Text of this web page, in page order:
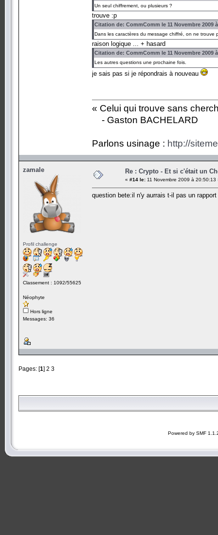
Un seul chiffrement, ou plusieurs ?
trouve :p
Citation de: CommComm le 11 Novembre 2009
Dans les caractères du message chiffré, on ne
raison logique ... + hasard
Citation de: CommComm le 11 Novembre 2009
Les autres questions une prochaine fois.
je sais pas si je répondrais à nouveau
« Celui qui trouve sans
- Gaston BACHELARD
Parlons usinage : http://
zamale
Profil challenge
Classement : 1092/55625
Néophyte
Hors ligne
Messages: 36
Re : Crypto - Et si c'était un
« #14 le: 11 Novembre 2009 à 20:50:13
question bete:il n'y aurrais t-il pas un
Pages: [1] 2 3
Powered by SMF